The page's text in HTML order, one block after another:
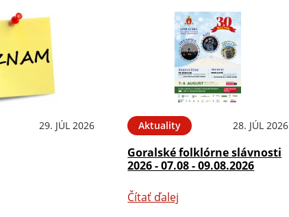
29. JÚL 2026 Aktuality 28. JÚL 2026
Goralské folklórne slávnosti
2026 - 07.08 - 09.08.2026
Čítať ďalej